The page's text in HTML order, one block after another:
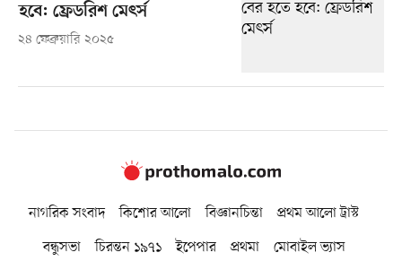
হবে: ফ্রেডরিশ মেৎর্স
২৪ ফেব্রুয়ারি ২০২৫
নাগরিক সংবাদ কিশোর আলো বিজ্ঞানচিন্তা
প্রথম আলো ট্রাস্ট
বন্ধুসভা
চিরন্তন ১৯৭১ ইপেপার প্রথমা মোবাইল ভ্যাস